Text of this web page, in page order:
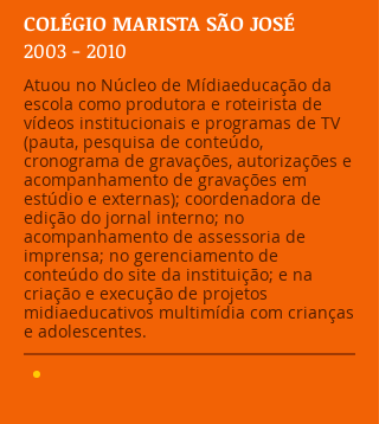
COLÉGIO MARISTA SÃO JOSÉ
2003 - 2010
Atuou no Núcleo de Mídiaeducação da
escola como produtora e roteirista de
vídeos institucionais e programas de TV
(pauta, pesquisa de conteúdo,
cronograma de gravações, autorizações e
acompanhamento de gravações em
estúdio e externas); coordenadora de
edição do jornal interno; no
acompanhamento de assessoria de
imprensa; no gerenciamento de
conteúdo do site da instituição; e na
criação e execução de projetos
midiaeducativos multimídia com crianças
e adolescentes.